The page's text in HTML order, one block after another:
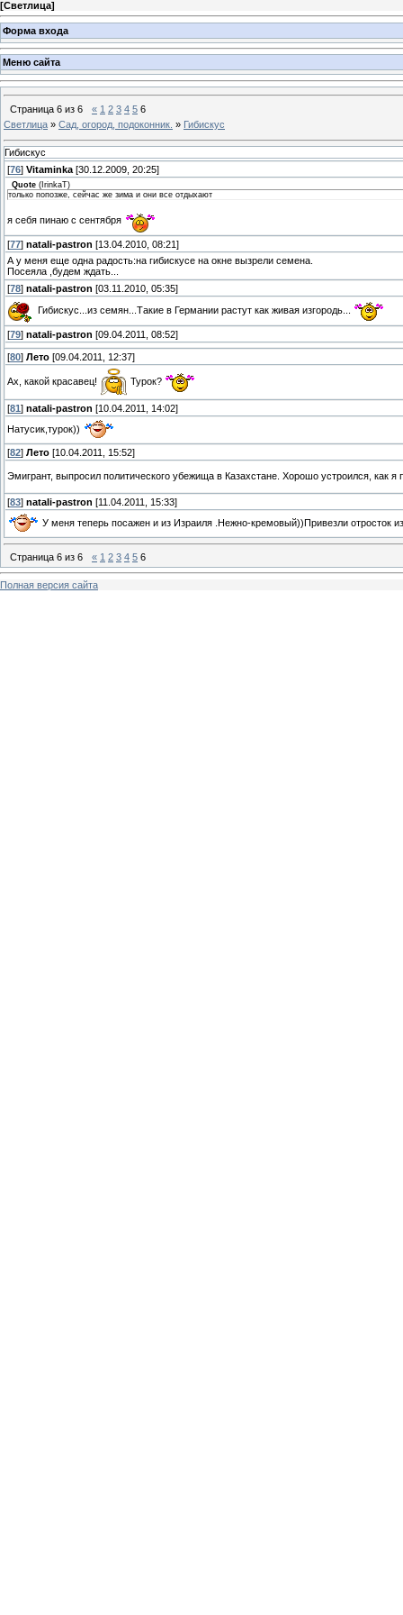
[Светлица]
Форма входа
Меню сайта
Страница 6 из 6 « 1 2 3 4 5 6
Светлица » Сад, огород, подоконник. » Гибискус
Гибискус
[76] Vitaminka [30.12.2009, 20:25]
Quote ( IrinkaT)
только попозже, сейчас же зима и они все отдыхают
я себя пинаю с сентября
[77] natali-pastron [13.04.2010, 08:21]
А у меня еще одна радость:на гибискусе на окне вызрели семена.
Посеяла ,будем ждать...
[78] natali-pastron [03.11.2010, 05:35]
Гибискус...из семян...Такие в Германии растут как живая изгородь...
[79] natali-pastron [09.04.2011, 08:52]
[80] Лето [09.04.2011, 12:37]
Ах, какой красавец! Турок?
[81 ] natali-pastron [10.04.2011, 14:02]
Натусик,турок))
[82] Лето [10.04.2011, 15:52]
Эмигрант, выпросил политического убежища в Казахстане. Хорошо устроился, как я
[83] natali-pastron [11.04.2011, 15:33]
У меня теперь посажен и из Израиля .Нежно-кремовый))Привезли отросток
Страница 6 из 6 « 1 2 3 4 5 6
Полная версия сайта